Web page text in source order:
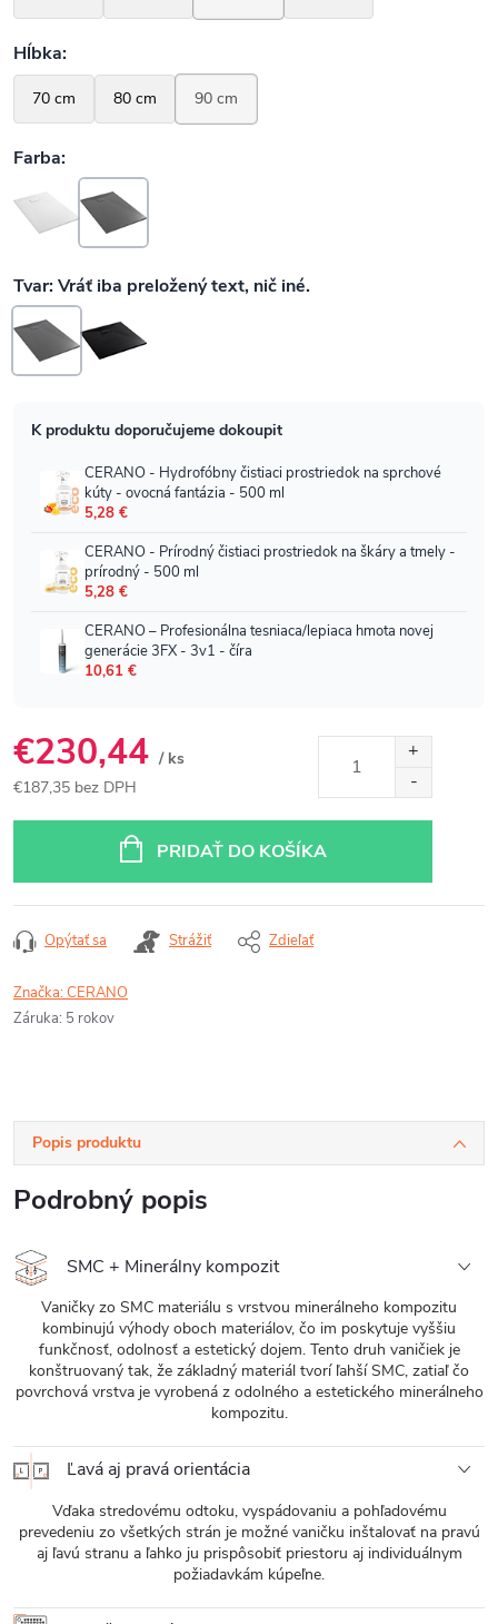
€230,44 / ks
€187,35 bez DPH
PRIDAŤ DO KOŠÍKA
Opýtať sa Strážiť Zdieľať
Značka:CERANO
Záruka: 5 rokov
Popis produktu
Podrobný popis
SMC + Minerálny kompozit
Vaničky zo SMC materiálu s vrstvou minerálneho kompozitu
kombinujú výhody oboch materiálov, čo im poskytuje vyššiu
funkčnosť, odolnosť a estetický dojem. Tento druh vaničiek je
konštruovaný tak, že základný materiál tvorí ľahší SMC, zatiaľ čo
povrchová vrstva je vyrobená z odolného a estetického minerálneho
kompozitu.
Ľavá aj pravá orientácia
Vďaka stredovému odtoku, vyspádovaniu a pohľadovému
prevedeniu zo všetkých strán je možné vaničku inštalovať na pravú
aj ľavú stranu a ľahko ju prispôsobiť priestoru aj individuálnym
požiadavkám kúpeľne.